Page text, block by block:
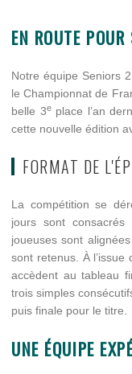
EN ROUTE
Notre équipe Seniors
le Championnat de
belle 3eplace l’an
cette nouvelle édition
FORMAT DE
La compétition se
jours sont
joueuses sont
sont retenus. À
accèdent au tableau
trois simples
puis finale pour le titre.
UNE ÉQUIPE